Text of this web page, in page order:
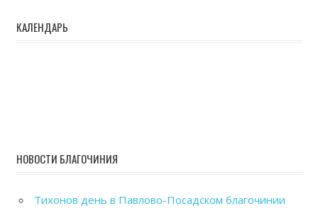
КАЛЕНДАРЬ
НОВОСТИ БЛАГОЧИНИЯ
Тихонов день в Павлово-Посадском благочинии